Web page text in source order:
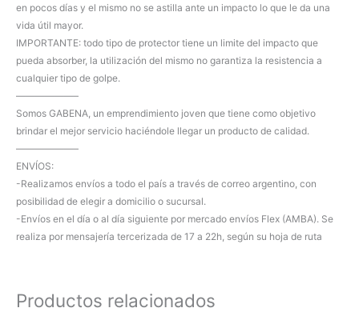
en pocos días y el mismo no se astilla ante un impacto lo que le da una
vida útil mayor.
IMPORTANTE: todo tipo de protector tiene un limite del impacto que
pueda absorber, la utilización del mismo no garantiza la resistencia a
cualquier tipo de golpe.
——————–
Somos GABENA, un emprendimiento joven que tiene como objetivo
brindar el mejor servicio haciéndole llegar un producto de calidad.
——————–
ENVÍOS:
-Realizamos envíos a todo el país a través de correo argentino, con
posibilidad de elegir a domicilio o sucursal.
-Envíos en el día o al día siguiente por mercado envíos Flex (AMBA). Se
realiza por mensajería tercerizada de 17 a 22h, según su hoja de ruta
Productos relacionados